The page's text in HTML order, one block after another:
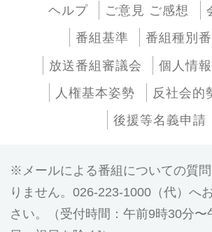
ヘルプ ご意見 ご感想
番組基準
番組種別
放送番組審議会
個人情
人権基本姿勢
反社会的
後援等名義申請
メールによる番組についての質
りません。026-223-1000（代）へ
さい。（受付時間：午前9時30分〜